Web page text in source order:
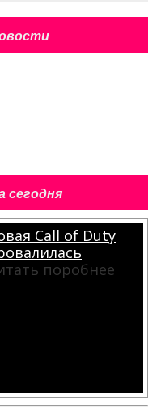
сегодня
Call of Duty
поробнее